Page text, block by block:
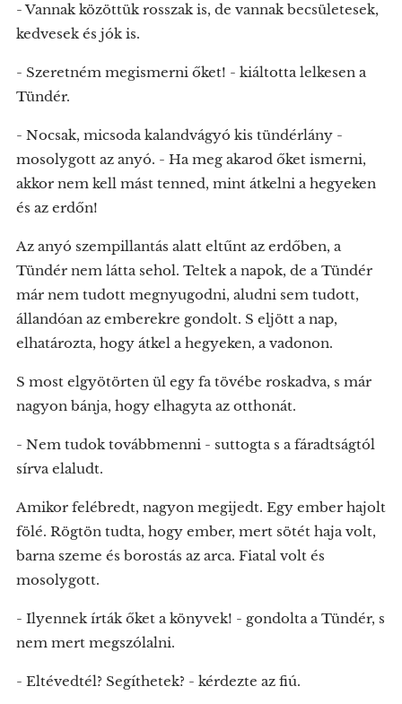
- Vannak közöttük rosszak is, de vannak becsületesek,
kedvesek és jók is.
- Szeretném megismerni őket! - kiáltotta lelkesen a
Tündér.
- Nocsak, micsoda kalandvágyó kis tündérlány -
mosolygott az anyó. - Ha meg akarod őket ismerni,
akkor nem kell mást tenned, mint átkelni a hegyeken
és az erdőn!
Az anyó szempillantás alatt eltűnt az erdőben, a
Tündér nem látta sehol. Teltek a napok, de a Tündér
már nem tudott megnyugodni, aludni sem tudott,
állandóan az emberekre gondolt. S eljött a nap,
elhatározta, hogy átkel a hegyeken, a vadonon.
S most elgyötörten ül egy fa tövébe roskadva, s már
nagyon bánja, hogy elhagyta az otthonát.
- Nem tudok továbbmenni - suttogta s a fáradtságtól
sírva elaludt.
Amikor felébredt, nagyon megijedt. Egy ember hajolt
fölé. Rögtön tudta, hogy ember, mert sötét haja volt,
barna szeme és borostás az arca. Fiatal volt és
mosolygott.
- Ilyennek írták őket a könyvek! - gondolta a Tündér, s
nem mert megszólalni.
- Eltévedtél? Segíthetek? - kérdezte az fiú.